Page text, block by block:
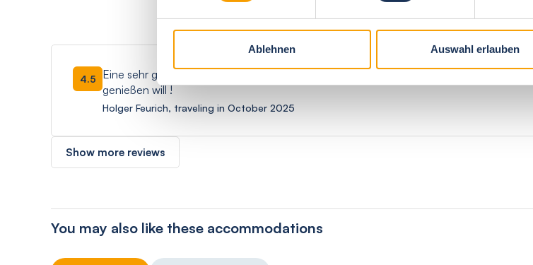
Ablehnen Auswahl erlauben
4.5
Eine sehr gute Unterkunft in Strandnähe ! Der ganze Ort ist eher für den Urlauber der
genießen will !
Holger Feurich, traveling in October 2025
Show more reviews
You may also like these accommodations